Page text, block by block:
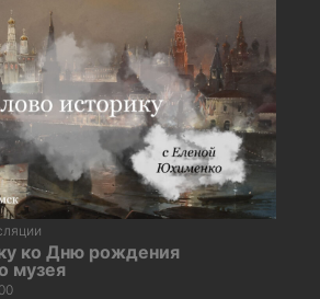
ко Дню рождения
музея